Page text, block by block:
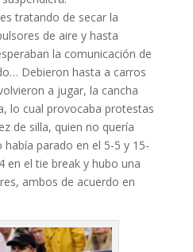
tratando de secar la
de aire y hasta
la comunicación de
Debieron hasta a carros
a jugar, la cancha
lo cual provocaba protestas
de silla, quien no quería
parado en el 5-5 y 15-
en el tie break y hubo una
ambos de acuerdo en